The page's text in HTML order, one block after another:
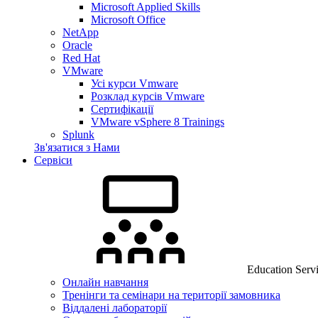
Microsoft Applied Skills
Microsoft Office
NetApp
Oracle
Red Hat
VMware
Усі курси Vmware
Розклад курсів Vmware
Сертифікації
VMware vSphere 8 Trainings
Splunk
Зв'язатися з Нами
Сервіси
Education
Онлайн навчання
Тренінги та семінари на території замовника
Віддалені лабораторії